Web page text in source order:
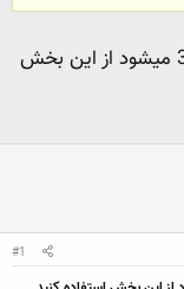
براي معرفي هر سايتي كه مربوط به 3dmax ميشود از اين بخش
#1